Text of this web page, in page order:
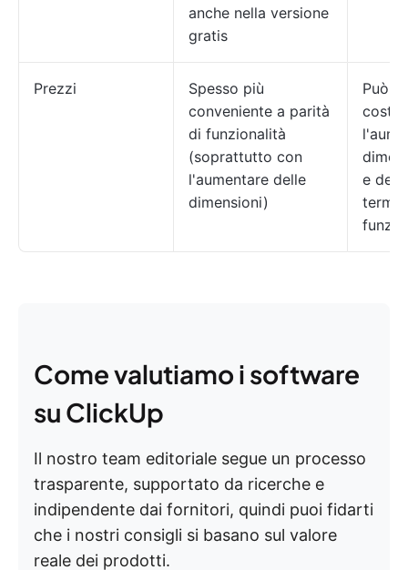
anche nella versione
gratis
Prezzi
Spesso più
conveniente a parità
di funzionalità
(soprattutto con
l'aumentare delle
dimensioni)
Può
e
Come valutiamo i software
su ClickUp
Il nostro team editoriale segue un processo
trasparente, supportato da ricerche e
indipendente dai fornitori, quindi puoi fidarti
che i nostri consigli si basano sul valore
reale dei prodotti.